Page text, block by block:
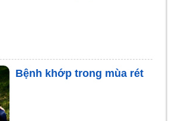
Bệnh khớp trong mùa rét